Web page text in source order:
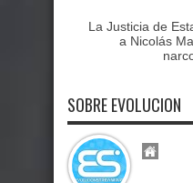
La Justicia de
a Nicolás
SOBRE EVOLUCION